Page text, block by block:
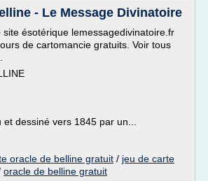
- Le Message Divinatoire
site ésotérique lemessagedivinatoire.fr
de cartomancie gratuits. Voir tous
dessiné vers 1845 par un...
oracle de belline gratuit / jeu de carte
oracle de belline gratuit